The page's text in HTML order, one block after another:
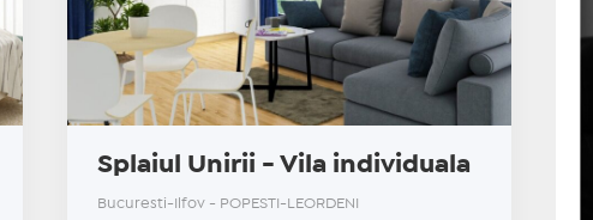
Splaiul Unirii - Vila individuala
Bucuresti-Ilfov - POPESTI-LEORDENI